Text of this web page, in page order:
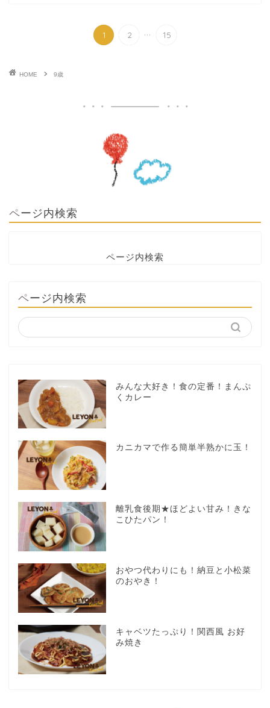
1 2 ... 15
HOME 9歳
ページ内検索
ページ内検索
ページ内検索
みんな大好き！食の定番！まんぷ
くカレー
カニカマで作る簡単半熟かに玉！
離乳食後期★ほどよい甘み！きな
こひたパン！
おやつ代わりにも！納豆と小松菜
のおやき！
キャベツたっぷり！関西風 お好
み焼き